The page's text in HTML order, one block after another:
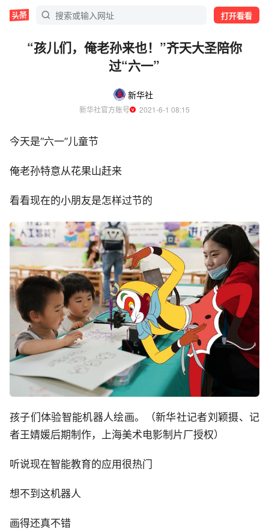
打开看看
“孩儿们，俺老孙来也！”齐天大圣陪你
过“六一”
新华社
新华社官方账号
  2021-6-1 08:15
今天是“六一”儿童节
俺老孙特意从花果山赶来
看看现在的小朋友是怎样过节的
孩子们体验智能机器人绘画。（新华社记者刘颖摄、记
者王婧媛后期制作，上海美术电影制片厂授权）
听说现在智能教育的应用很热门
想不到这机器人
画得还真不错